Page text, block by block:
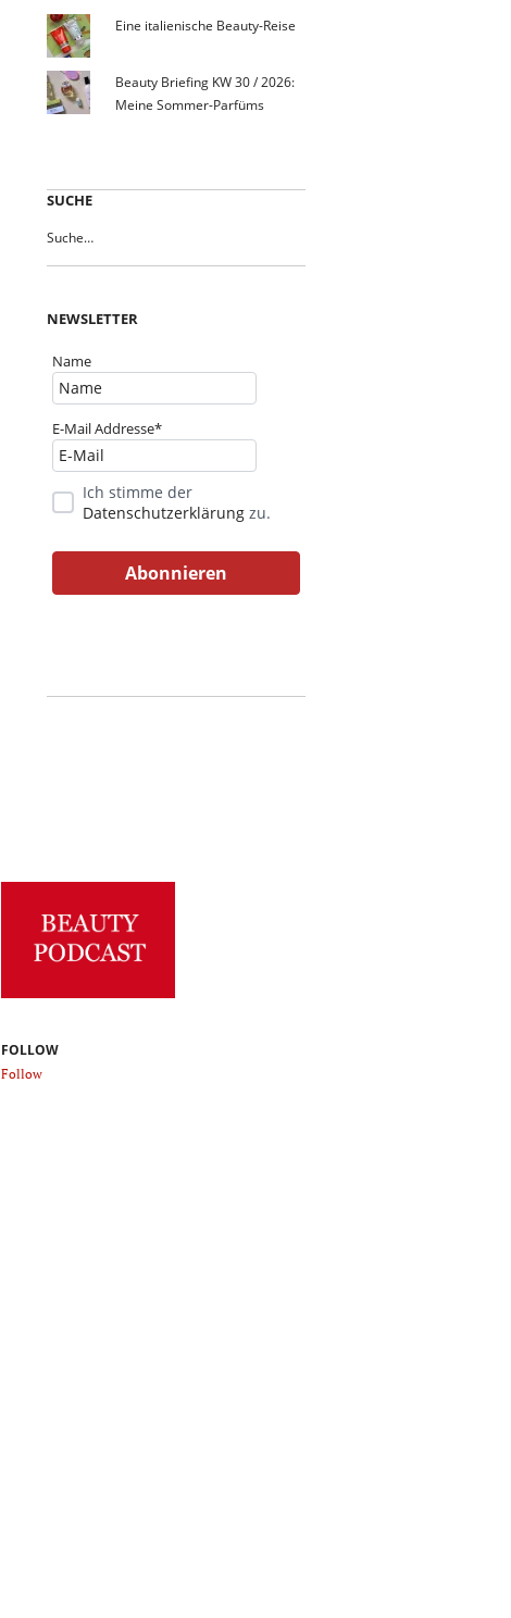
Eine italienische Beauty-Reise
Beauty Briefing KW 30 / 2026:
Meine Sommer-Parfüms
SUCHE
NEWSLETTER
Name
E-Mail Addresse*
Ich stimme der
Datenschutzerklärung zu.
FOLLOW
Follow